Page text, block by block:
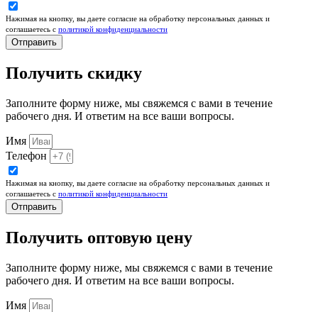
Нажимая на кнопку, вы даете согласие на обработку персональных данных и
соглашаетесь c политикой конфиденциальности
Отправить
Получить скидку
Заполните форму ниже, мы свяжемся с вами в течение
рабочего дня. И ответим на все ваши вопросы.​
Имя
Телефон
Нажимая на кнопку, вы даете согласие на обработку персональных данных и
соглашаетесь c политикой конфиденциальности
Отправить
Получить оптовую цену
Заполните форму ниже, мы свяжемся с вами в течение
рабочего дня. И ответим на все ваши вопросы.​
Имя